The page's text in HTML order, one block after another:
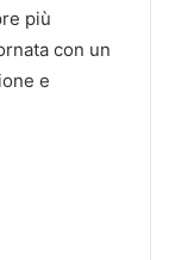
più
con un
e